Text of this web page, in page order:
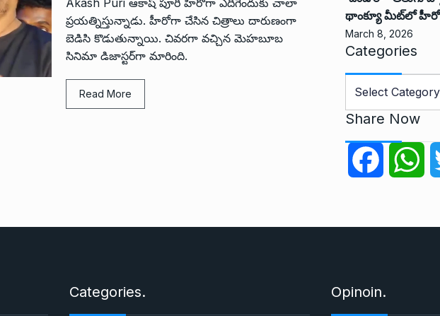
Akash Puri ఆకాష్ పూరి హీరోగా ఎదిగేందుకు చాలా
ప్రయత్నిస్తున్నాడు. హీరోగా చేసిన చిత్రాలు దారుణంగా
బెడిసి కొడుతున్నాయి. చివరగా వచ్చిన మెహబూబ
సినిమా డిజాస్టర్‌గా మారింది.
Read More
థాంక్యూ మీట్‌లో
March 8, 2026
Categories
t
o
e
Share Now
c
b
W
a
Categories. Opinoin.